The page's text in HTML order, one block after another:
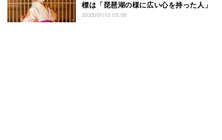
標は「琵琶湖の様に広い心を持った人」
2022/01/10 05:00